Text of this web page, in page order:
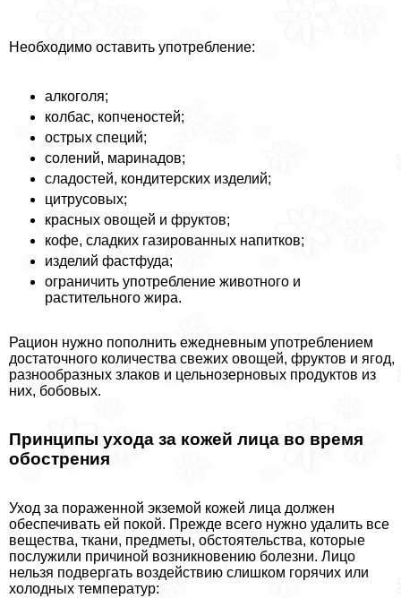
Необходимо оставить употрeбление:
алкоголя;
колбас, копченостей;
острых специй;
солений, маринадов;
сладостей, кондитерских изделий;
цитрусовых;
красных овощей и фруктов;
кофе, сладких газированных напитков;
изделий фастфуда;
ограничить употрeбление животного и
растительного жира.
Рацион нужно пополнить ежедневным употрeблением
достаточного количества свежих овощей, фруктов и ягод,
разнообразных злаков и цельнозерновых продуктов из
них, бобовых.
Принципы ухода за кожей лица во время
обострения
Уход за пораженной экземой кожей лица должен
обеспечивать ей покой. Прежде всего нужно удалить все
вещества, ткани, предметы, обстоятельства, которые
послужили причиной возникновению болезни. Лицо
нельзя подвергать воздействию слишком горячих или
холодных температур: